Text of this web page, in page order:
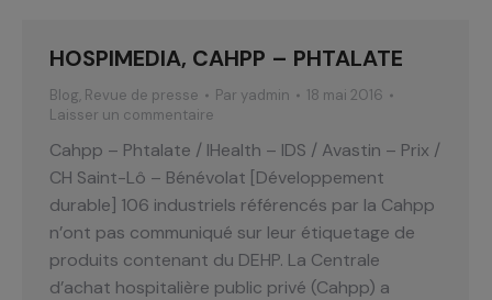
HOSPIMEDIA, CAHPP – PHTALATE
Blog, Revue de presse Par yadmin
18 mai 2016
Laisser un commentaire
Cahpp – Phtalate / IHealth – IDS / Avastin – Prix /
CH Saint-Lô – Bénévolat [Développement
durable] 106 industriels référencés par la Cahpp
n’ont pas communiqué sur leur étiquetage de
produits contenant du DEHP. La Centrale
d’achat hospitalière public privé (Cahpp) a